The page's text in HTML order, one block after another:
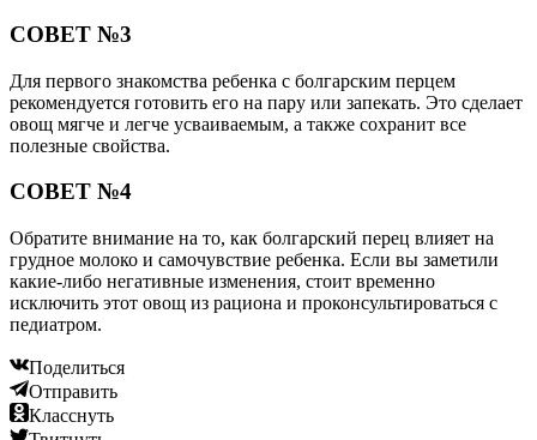
СОВЕТ №3
Для первого знакомства ребенка с болгарским перцем
рекомендуется готовить его на пару или запекать. Это сделает
овощ мягче и легче усваиваемым, а также сохранит все
полезные свойства.
СОВЕТ №4
Обратите внимание на то, как болгарский перец влияет на
грудное молоко и самочувствие ребенка. Если вы заметили
какие-либо негативные изменения, стоит временно
исключить этот овощ из рациона и проконсультироваться с
педиатром.
Поделиться
Отправить
Класснуть